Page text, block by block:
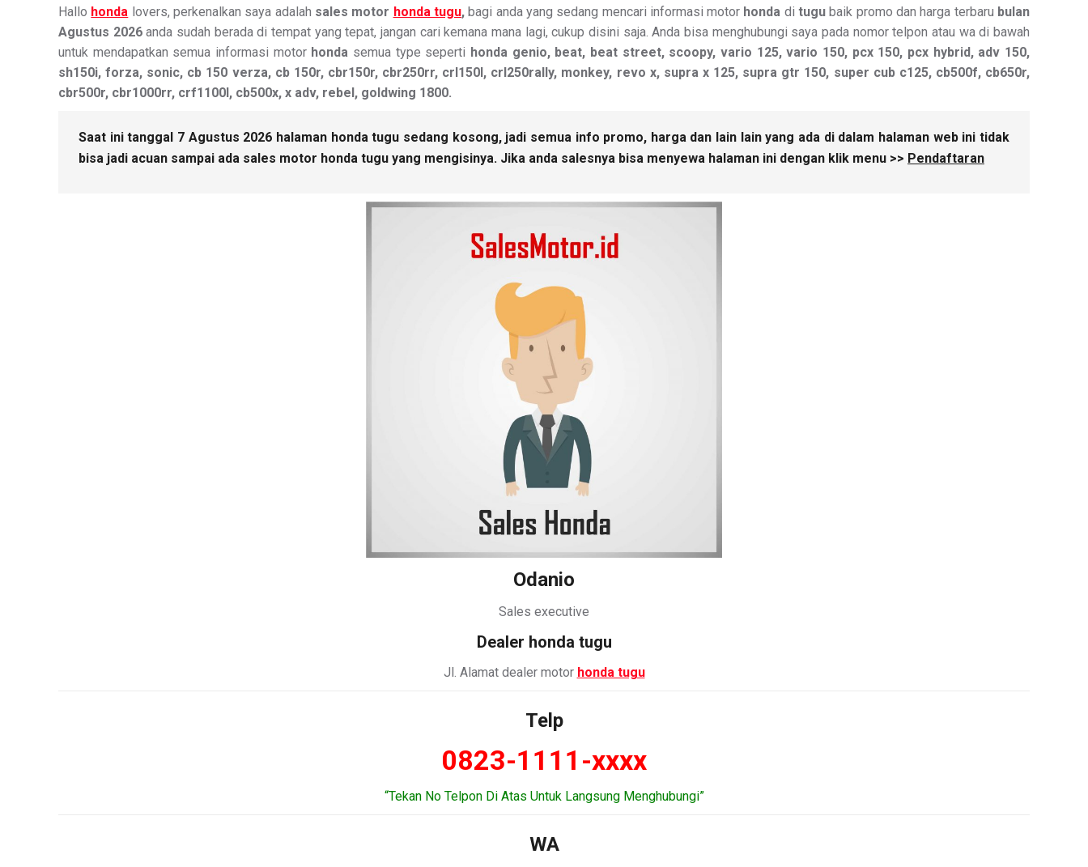
Hallo honda lovers, perkenalkan saya adalah sales motor honda tugu,bagi anda yang sedang mencari informasi motor honda ditugu baik promo dan harga terbaru bulan
Agustus 2026anda sudah berada di tempat yang tepat, jangan cari kemana mana lagi, cukup disini saja. Anda bisa menghubungi saya pada nomor telpon atau wa di bawah
untuk mendapatkan semua informasi motor honda semua type seperti honda genio, beat, beat street, scoopy, vario 125, vario 150, pcx 150, pcx hybrid, adv 150,
sh150i, forza, sonic, cb 150 verza, cb 150r, cbr150r, cbr250rr, crl150l, crl250rally, monkey, revo x, supra x 125, supra gtr 150, super cub c125, cb500f, cb650r,
cbr500r, cbr1000rr, crf1100l, cb500x, x adv, rebel, goldwing 1800.
Saat ini tanggal 7 Agustus 2026 halaman honda tugu sedang kosong, jadi semua info promo, harga dan lain lain yang ada di dalam halaman web ini tidak
bisa jadi acuan sampai ada sales motor honda tugu yang mengisinya. Jika anda salesnya bisa menyewa halaman ini dengan klik menu >> Pendaftaran
Odanio
Sales executive
Dealer honda tugu
Jl. Alamat dealer motor honda tugu
Telp
0823-1111-xxxx
“Tekan No Telpon Di Atas Untuk Langsung Menghubungi”
WA